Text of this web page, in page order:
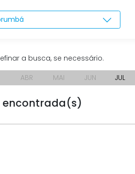
a busca, se necessário.
ABR MAI JUN JUL